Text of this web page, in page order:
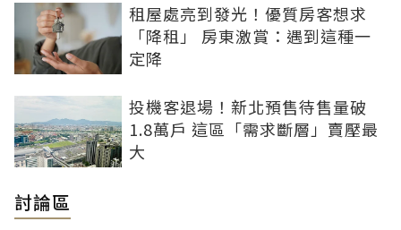
租屋處亮到發光！優質房客想求
「降租」 房東激賞：遇到這種一
定降
投機客退場！新北預售待售量破
1.8萬戶 這區「需求斷層」賣壓最
大
討論區